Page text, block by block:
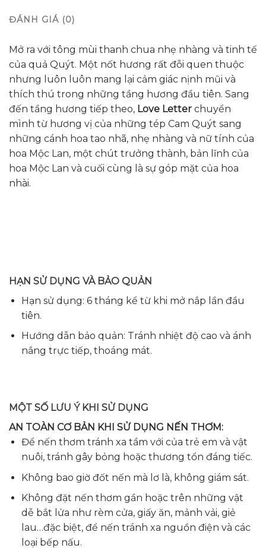
ĐÁNH GIÁ (0)
Mở ra với tông mùi thanh chua nhẹ nhàng và tinh tế
của quả Quýt. Một nốt hương rất đỗi quen thuộc
nhưng luôn luôn mang lại cảm giác nịnh mũi và
thích thú trong những tầng hương đầu tiên. Sang
đến tầng hương tiếp theo, Love Letter chuyển
mình từ hương vị của những tép Cam Quýt sang
những cánh hoa tao nhã, nhẹ nhàng và nữ tính của
hoa Mộc Lan, một chút trưởng thành, bản lĩnh của
hoa Mộc Lan và cuối cùng là sự góp mặt của hoa
nhài.
HẠN SỬ DỤNG VÀ BẢO QUẢN
Hạn sử dụng: 6 tháng kể từ khi mở nắp lần đầu
tiên.
Hướng dẫn bảo quản: Tránh nhiệt độ cao và ánh
nắng trực tiếp, thoáng mát.
MỘT SỐ LƯU Ý KHI SỬ DỤNG
AN TOÀN CƠ BẢN KHI SỬ DỤNG NẾN THƠM:
Để nến thơm tránh xa tầm với của trẻ em và vật
nuôi, tránh gây bỏng hoặc thương tổn đáng tiếc.
Không bao giờ đốt nến mà lơ là, không giám sát.
Không đặt nến thơm gần hoặc trên những vật
dễ bắt lửa như rèm cửa, giấy ăn, mảnh vải, giẻ
lau…đặc biệt, để nến tránh xa nguồn điện và các
loại bếp nấu.